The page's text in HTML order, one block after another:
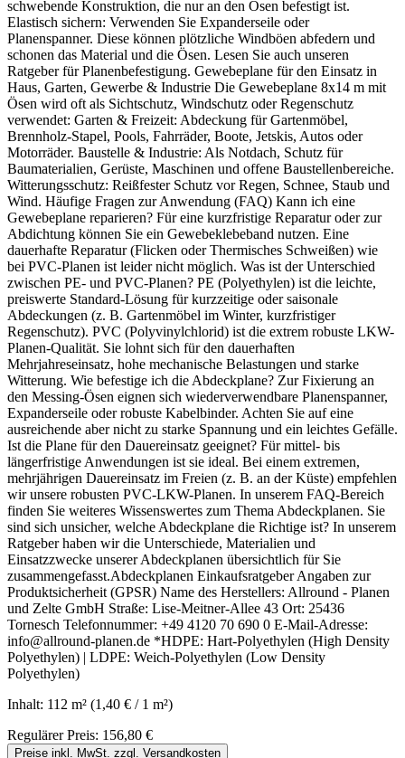
schwebende Konstruktion, die nur an den Ösen befestigt ist.
Elastisch sichern: Verwenden Sie Expanderseile oder
Planenspanner. Diese können plötzliche Windböen abfedern und
schonen das Material und die Ösen. Lesen Sie auch unseren
Ratgeber für Planenbefestigung. Gewebeplane für den Einsatz in
Haus, Garten, Gewerbe & Industrie Die Gewebeplane 8x14 m mit
Ösen wird oft als Sichtschutz, Windschutz oder Regenschutz
verwendet: Garten & Freizeit: Abdeckung für Gartenmöbel,
Brennholz-Stapel, Pools, Fahrräder, Boote, Jetskis, Autos oder
Motorräder. Baustelle & Industrie: Als Notdach, Schutz für
Baumaterialien, Gerüste, Maschinen und offene Baustellenbereiche.
Witterungsschutz: Reißfester Schutz vor Regen, Schnee, Staub und
Wind. Häufige Fragen zur Anwendung (FAQ) Kann ich eine
Gewebeplane reparieren? Für eine kurzfristige Reparatur oder zur
Abdichtung können Sie ein Gewebeklebeband nutzen. Eine
dauerhafte Reparatur (Flicken oder Thermisches Schweißen) wie
bei PVC-Planen ist leider nicht möglich. Was ist der Unterschied
zwischen PE- und PVC-Planen? PE (Polyethylen) ist die leichte,
preiswerte Standard-Lösung für kurzzeitige oder saisonale
Abdeckungen (z. B. Gartenmöbel im Winter, kurzfristiger
Regenschutz). PVC (Polyvinylchlorid) ist die extrem robuste LKW-
Planen-Qualität. Sie lohnt sich für den dauerhaften
Mehrjahreseinsatz, hohe mechanische Belastungen und starke
Witterung. Wie befestige ich die Abdeckplane? Zur Fixierung an
den Messing-Ösen eignen sich wiederverwendbare Planenspanner,
Expanderseile oder robuste Kabelbinder. Achten Sie auf eine
ausreichende aber nicht zu starke Spannung und ein leichtes Gefälle.
Ist die Plane für den Dauereinsatz geeignet? Für mittel- bis
längerfristige Anwendungen ist sie ideal. Bei einem extremen,
mehrjährigen Dauereinsatz im Freien (z. B. an der Küste) empfehlen
wir unsere robusten PVC-LKW-Planen. In unserem FAQ-Bereich
finden Sie weiteres Wissenswertes zum Thema Abdeckplanen. Sie
sind sich unsicher, welche Abdeckplane die Richtige ist? In unserem
Ratgeber haben wir die Unterschiede, Materialien und
Einsatzzwecke unserer Abdeckplanen übersichtlich für Sie
zusammengefasst.Abdeckplanen Einkaufsratgeber Angaben zur
Produktsicherheit (GPSR) Name des Herstellers: Allround - Planen
und Zelte GmbH Straße: Lise-Meitner-Allee 43 Ort: 25436
Tornesch Telefonnummer: +49 4120 70 690 0 E-Mail-Adresse:
info@allround-planen.de *HDPE: Hart-Polyethylen (High Density
Polyethylen) | LDPE: Weich-Polyethylen (Low Density
Polyethylen)
Inhalt: 112 m² (1,40 € / 1 m²)
Regulärer Preis: 156,80 €
Preise inkl. MwSt. zzgl. Versandkosten